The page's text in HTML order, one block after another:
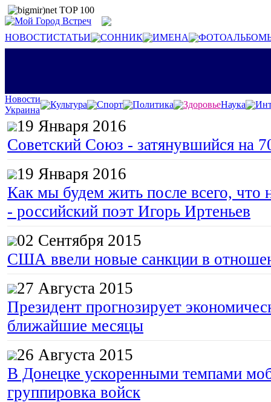
НОВОСТИСТАТЬИ СОННИК ИМЕНА
Новости
Украина
Культура Спорт Политика ЗдоровьеНаука
19 Января 2016
Советский Союз - затянувшийся на
19 Января 2016
Как мы будем жить после всего, что
- российский поэт Игорь Иртеньев
02 Сентября 2015
США ввели новые санкции в
27 Августа 2015
Президент прогнозирует
ближайшие месяцы
26 Августа 2015
В Донецке ускоренными темпами
группировка войск